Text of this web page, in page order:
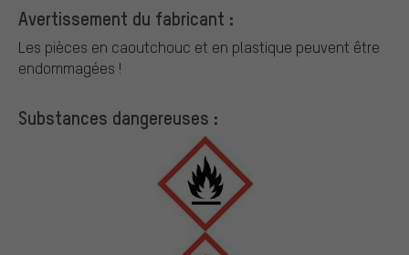
Avertissement du fabricant :
Les pièces en caoutchouc et en plastique peuvent être
endommagées !
Substances dangereuses :